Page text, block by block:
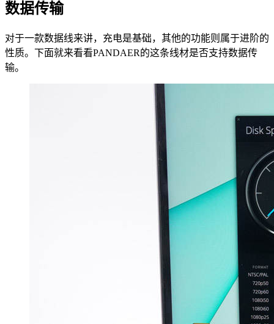
数据传输
对于一款数据线来讲，充电是基础，其他的功能则属于进阶的
性质。下面就来看看PANDAER的这条线材是否支持数据传
输。